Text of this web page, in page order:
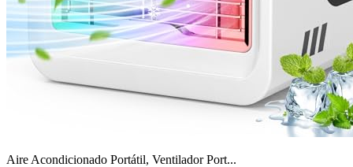
Aire Acondicionado Portátil, Ventilador Port...